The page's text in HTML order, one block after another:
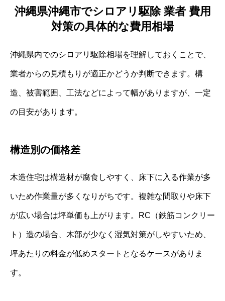
沖縄県沖縄市でシロアリ駆除 業者 費用
対策の具体的な費用相場
沖縄県内でのシロアリ駆除相場を理解しておくことで、
業者からの見積もりが適正かどうか判断できます。構
造、被害範囲、工法などによって幅がありますが、一定
の目安があります。
構造別の価格差
木造住宅は構造材が腐食しやすく、床下に入る作業が多
いため作業量が多くなりがちです。複雑な間取りや床下
が広い場合は坪単価も上がります。RC（鉄筋コンクリー
ト）造の場合、木部が少なく湿気対策がしやすいため、
坪あたりの料金が低めスタートとなるケースがありま
す。